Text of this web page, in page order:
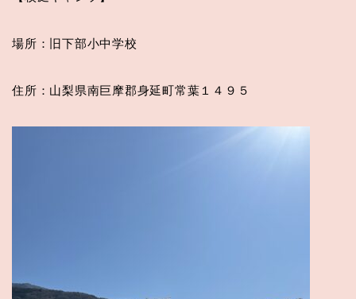
場所：旧下部小中学校
住所：山梨県南巨摩郡身延町常葉１４９５